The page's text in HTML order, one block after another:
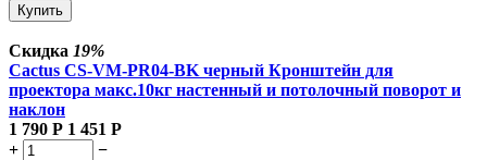
Купить
Скидка 19%
Cactus CS-VM-PR04-BK черный Кронштейн для
проектора макс.10кг настенный и потолочный поворот и
наклон
1 790 Р 1 451 Р
+
−